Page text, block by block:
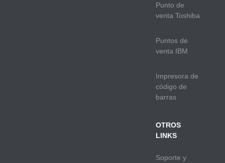
Punto de
venta Toshiba
Puntos de
venta IBM
Impresora de
código de
barras
OTROS
LINKS
Soporte y